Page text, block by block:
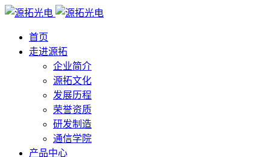
首页
走进源拓
企业简介
源拓文化
发展历程
荣誉资质
研发制造
通信学院
产品中心